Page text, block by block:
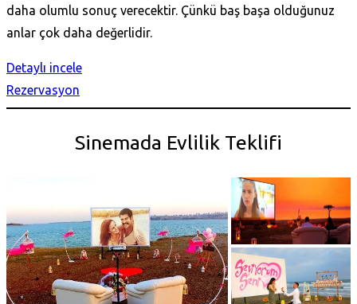
daha olumlu sonuç verecektir. Çünkü baş başa olduğunuz
anlar çok daha değerlidir.
Detaylı incele
Rezervasyon
Sinemada Evlilik Teklifi